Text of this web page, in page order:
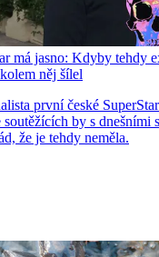
má jasno: Kdyby tehdy
něj šílel
první české
by s dnešními
že je tehdy neměla.